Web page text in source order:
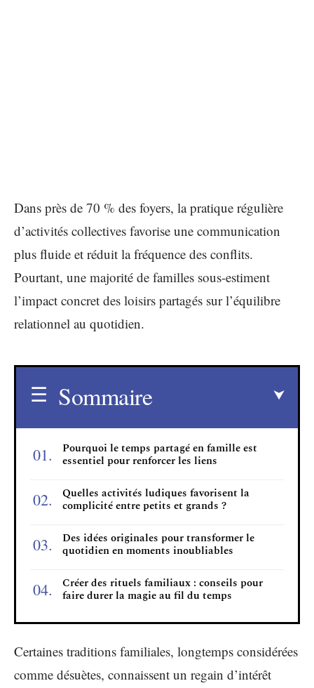
Dans près de 70 % des foyers, la pratique régulière
d’activités collectives favorise une communication
plus fluide et réduit la fréquence des conflits.
Pourtant, une majorité de familles sous-estiment
l’impact concret des loisirs partagés sur l’équilibre
relationnel au quotidien.
Sommaire
Pourquoi le temps partagé en famille est
essentiel pour renforcer les liens
Quelles activités ludiques favorisent la
complicité entre petits et grands ?
Des idées originales pour transformer le
quotidien en moments inoubliables
Créer des rituels familiaux : conseils pour
faire durer la magie au fil du temps
Certaines traditions familiales, longtemps considérées
comme désuètes, connaissent un regain d’intérêt